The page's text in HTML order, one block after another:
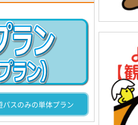
スのみの単体プラン